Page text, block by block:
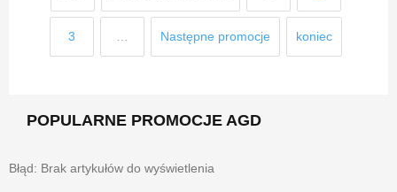
3 Następne promocje koniec
POPULARNE PROMOCJE AGD
Błąd: Brak artykułów do wyświetlenia